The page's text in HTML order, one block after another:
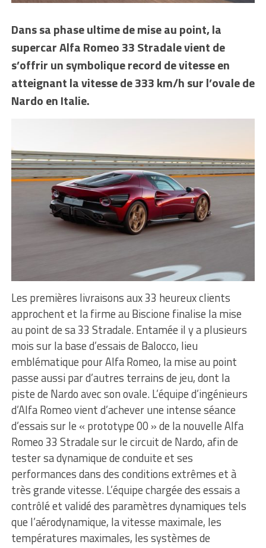
Dans sa phase ultime de mise au point, la
supercar Alfa Romeo 33 Stradale vient de
s’offrir un symbolique record de vitesse en
atteignant la vitesse de 333 km/h sur l’ovale de
Nardo en Italie.
Les premières livraisons aux 33 heureux clients
approchent et la firme au Biscione finalise la mise
au point de sa 33 Stradale. Entamée il y a plusieurs
mois sur la base d’essais de Balocco, lieu
emblématique pour Alfa Romeo, la mise au point
passe aussi par d’autres terrains de jeu, dont la
piste de Nardo avec son ovale. L’équipe d’ingénieurs
d’Alfa Romeo vient d’achever une intense séance
d’essais sur le « prototype 00 » de la nouvelle Alfa
Romeo 33 Stradale sur le circuit de Nardo, afin de
tester sa dynamique de conduite et ses
performances dans des conditions extrêmes et à
très grande vitesse. L’équipe chargée des essais a
contrôlé et validé des paramètres dynamiques tels
que l’aérodynamique, la vitesse maximale, les
températures maximales, les systèmes de